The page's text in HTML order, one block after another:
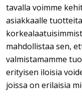
tavalla voimme
asiakkaalle
mahdollistaa sen,
valmistamamme
erityisen iloisia
joissa on erilaisia